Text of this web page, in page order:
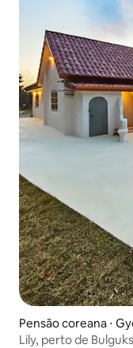
Pensão coreana ⋅
Lily, perto de